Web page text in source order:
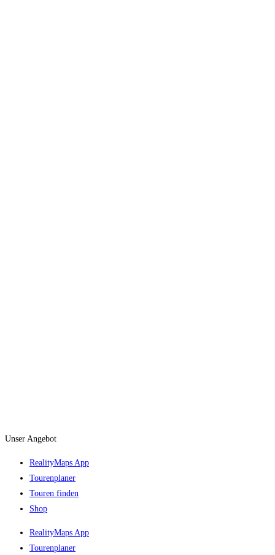
Unser Angebot
RealityMaps App
Tourenplaner
Touren finden
Shop
RealityMaps App
Tourenplaner